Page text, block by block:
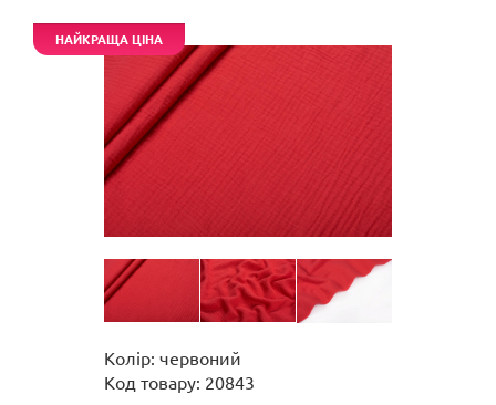
НАЙКРАЩА ЦІНА
Колір: червоний
Код товару: 20843